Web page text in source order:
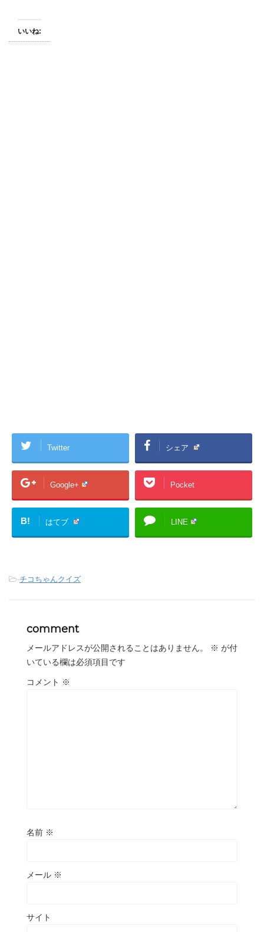
いいね:
Twitter シェア
Google+ Pocket
B! はてブ LINE
-チコちゃんクイズ
comment
メールアドレスが公開されることはありません。 ※ が付
いている欄は必須項目です
コメント ※
名前 ※
メール ※
サイト